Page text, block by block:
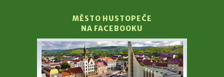
MĚSTO HUSTOPEČE
NA FACEBOOKU